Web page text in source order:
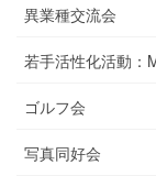
異業種交流会
若手活性化活動：
ゴルフ会
写真同好会